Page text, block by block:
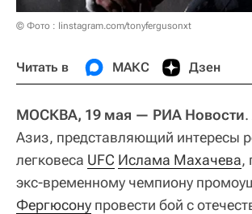
© Фото : Iinstagram.com/tonyfergusonxt
Читать в МАКС Дзен
МОСКВА, 19 мая — РИА Новости
Азиз, представляющий интересы
легковеса UFC Ислама Махачева,
экс-временному чемпиону
Фергюсону провести бой с